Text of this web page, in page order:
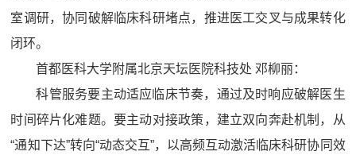
室调研，协同破解临床科研堵点，推进医工交叉与成果转化
闭环。
首都医科大学附属北京天坛医院科技处 邓柳丽：
科管服务要主动适应临床节奏，通过及时响应破解医生
时间碎片化难题。要主动对接政策，建立双向奔赴机制，从
“通知下达”转向“动态交互”，以高频互动激活临床科研协同效